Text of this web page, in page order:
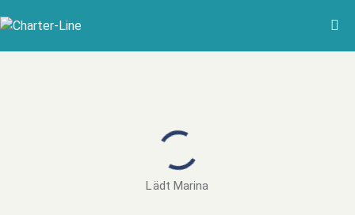
Lädt Marina